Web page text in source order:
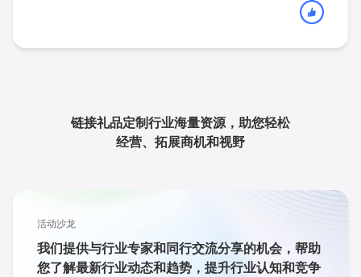
链接礼品定制行业海量资源，助您轻松
经营、拓展商机和视野
活动沙龙
我们提供与行业专家和同行交流分享的机会，帮助
您了解最新行业动态和趋势，提升行业认知和竞争